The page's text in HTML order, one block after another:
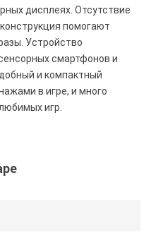
дисплеях. Отсутствие
помогают
Устройство
смартфонов и
и компактный
в игре, и много
игр.